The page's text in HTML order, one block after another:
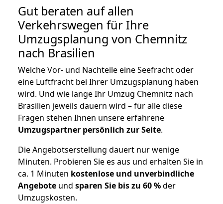
Gut beraten auf allen
Verkehrswegen für Ihre
Umzugsplanung von Chemnitz
nach Brasilien
Welche Vor- und Nachteile eine Seefracht oder
eine Luftfracht bei Ihrer Umzugsplanung haben
wird. Und wie lange Ihr Umzug Chemnitz nach
Brasilien jeweils dauern wird – für alle diese
Fragen stehen Ihnen unsere erfahrene
Umzugspartner persönlich zur Seite.
Die Angebotserstellung dauert nur wenige
Minuten. Probieren Sie es aus und erhalten Sie in
ca. 1 Minuten kostenlose und unverbindliche
Angebote und sparen Sie bis zu 60 %der
Umzugskosten.